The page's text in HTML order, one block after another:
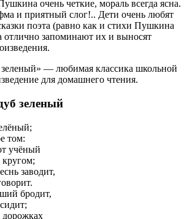
очень четкие, мораль всегда ясна.
и приятный слог!.. Дети очень любят
поэта (равно как и стихи Пушкина
отлично запоминают их и выносят
— любимая классика школьной
для домашнего чтения.
зеленый
том:
учёный
заводит,
бродит,